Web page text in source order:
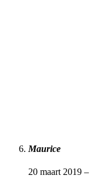
Maurice
20 maart 2019